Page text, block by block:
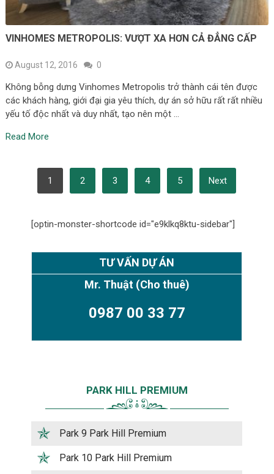
VINHOMES METROPOLIS: VƯỢT XA HƠN CẢ ĐẲNG CẤP
August 12, 2016 0
Không bỗng dưng Vinhomes Metropolis trở thành cái tên được
các khách hàng, giới đại gia yêu thích, dự án sở hữu rất rất nhiều
yếu tố độc nhất và duy nhất, tạo nên một …
Read More
POSTS
PAGINATION
1 2 3 4 5 Next
[optin-monster-shortcode id="e9klkq8ktu-sidebar"]
TƯ VẤN DỰ ÁN
Mr. Thuật (Cho thuê)
0987 00 33 77
PARK HILL PREMIUM
Park 9 Park Hill Premium
Park 10 Park Hill Premium